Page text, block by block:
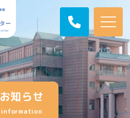
お知らせ
information